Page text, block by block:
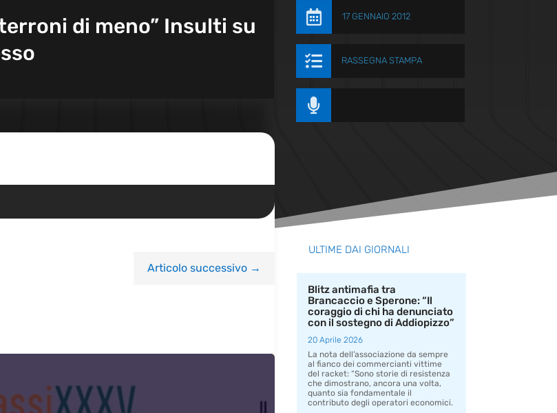
di meno” Insulti su
 17 GENNAIO 2012
 RASSEGNA STAMPA

Articolo successivo→
ULTIME DAI GIORNALI
Blitz antimafia tra
Brancaccio e Sperone: “Il
coraggio di chi ha denunciato
con il sostegno di Addiopizzo”
20 Aprile 2026
La nota dell’associazione da sempre
al fianco dei commercianti vittime
del racket: “Sono storie di resistenza
che dimostrano, ancora una volta,
quanto sia fondamentale il
contributo degli operatori economici.